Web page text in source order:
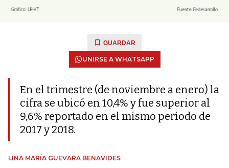
GUARDAR
UNIRSE A WHATSAPP
En el trimestre (de noviembre a enero) la
cifra se ubicó en 10,4% y fue superior al
9,6% reportado en el mismo periodo de
2017 y 2018.
LINA MARÍA GUEVARA BENAVIDES